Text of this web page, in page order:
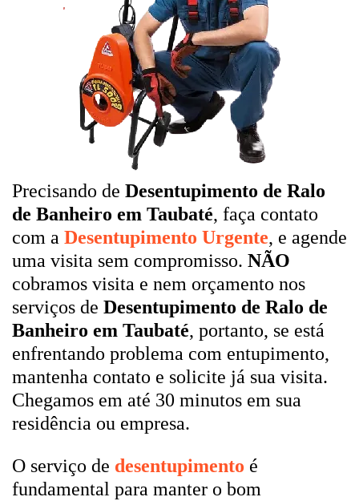
Precisando de Desentupimento de Ralo
de Banheiro em Taubaté, faça contato
com a Desentupimento Urgente, e agende
uma visita sem compromisso. NÃO
cobramos visita e nem orçamento nos
serviços de Desentupimento de Ralo de
Banheiro em Taubaté, portanto, se está
enfrentando problema com entupimento,
mantenha contato e solicite já sua visita.
Chegamos em até 30 minutos em sua
residência ou empresa.
O serviço de desentupimento é
fundamental para manter o bom